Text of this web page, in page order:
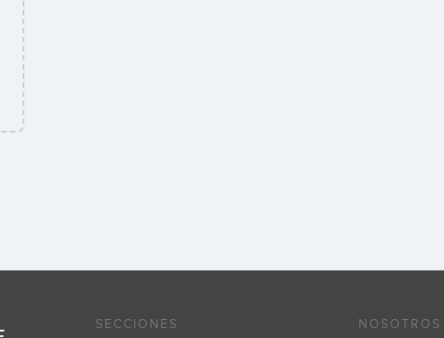
SECCIONES NOSOTROS